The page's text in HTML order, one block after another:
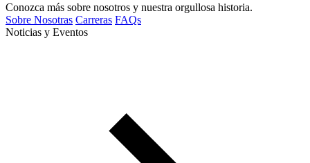
Conozca más sobre nosotros y nuestra orgullosa historia.
Sobre Nosotras Carreras FAQs
Noticias y Eventos